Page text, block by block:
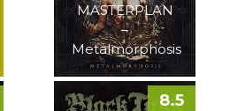
MASTERPLAN
–
Metalmorphosis
8.5